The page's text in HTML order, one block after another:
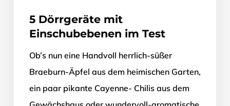
5 Dörrgeräte mit
Einschubebenen im Test
Ob’s nun eine Handvoll herrlich-süßer
Braeburn-Äpfel aus dem heimischen Garten,
ein paar pikante Cayenne- Chilis aus dem